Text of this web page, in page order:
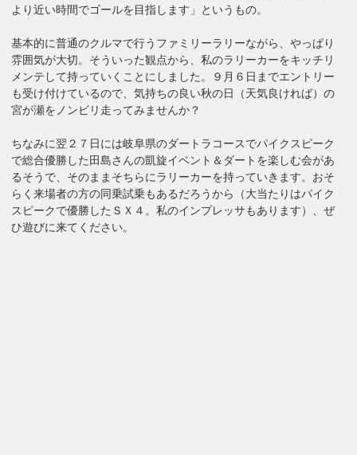
より近い時間でゴールを目指します」というもの。
基本的に普通のクルマで行うファミリーラリーながら、やっぱり
雰囲気が大切。そういった観点から、私のラリーカーをキッチリ
メンテして持っていくことにしました。９月６日までエントリー
も受け付けているので、気持ちの良い秋の日（天気良ければ）の
宮が瀬をノンビリ走ってみませんか？
ちなみに翌２７日には岐阜県のダートラコースでパイクスピーク
で総合優勝した田島さんの凱旋イベント＆ダートを楽しむ会があ
るそうで、そのままそちらにラリーカーを持っていきます。おそ
らく来場者の方の同乗試乗もあるだろうから（大当たりはパイク
スピークで優勝したＳＸ４。私のインプレッサもあります）、ぜ
ひ遊びに来てください。